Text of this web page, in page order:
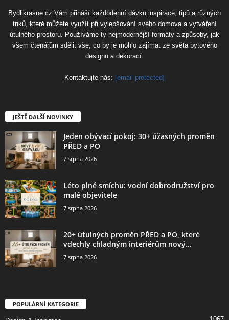
Bydlikrasne.cz Vám přináší každodenní dávku inspirace, tipů a různých
triků, které můžete využít při vylepšování svého domova a vytváření
útulného prostoru. Používáme ty nejmodernější formáty a způsoby, jak
všem čtenářům sdělit vše, co by je mohlo zajímat ze světa bytového
designu a dekorací.
Kontaktujte nás: [email protected]
JEŠTĚ DALŠÍ NOVINKY
Jeden obývací pokoj: 30+ úžasných proměn
PŘED a PO
7 srpna 2026
Léto plné smíchu: vodní dobrodružství pro
malé objevitele
7 srpna 2026
20+ útulných proměn PŘED a PO, které
vdechly chladným interiérům nový...
7 srpna 2026
POPULÁRNÍ KATEGORIE